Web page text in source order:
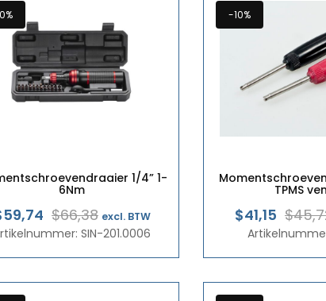
1/4” 1-
6Nm
$66,38 Oorspronkelijke
prijs
was:
€57,50.
Huidige
prijs
is:
€51,75.
excl. BTW
SIN-201.0006
-10%
TPMS
$41,15